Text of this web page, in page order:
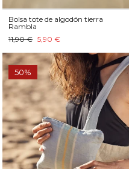
Bolsa tote de algodón tierra
Rambla
11,90 € 5,90 €
50%